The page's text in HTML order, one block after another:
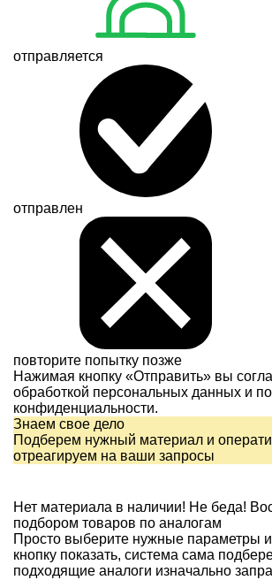
отправляется
отправлен
повторите попытку позже
Нажимая кнопку «Отправить» вы
обработкой персональных данных и
конфиденциальности.
Знаем свое дело
Подберем нужный материал и
отреагируем на ваши запросы
Нет материала в наличии! Не беда!
подбором товаров по аналогам
Просто выберите нужные параметры
кнопку показать, система сама
подходящие аналоги изначально